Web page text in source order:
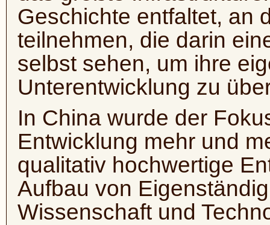
Geschichte entfaltet, an
teilnehmen, die darin
selbst sehen, um ihre
Unterentwicklung zu
In China wurde der
Entwicklung mehr und
qualitativ hochwertige
Aufbau von
Wissenschaft und